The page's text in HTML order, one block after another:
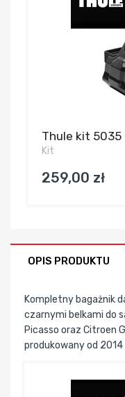
Thule kit 5035
Kit
259,00 zł
OPIS PRODUKTU
Kompletny bagażnik
czarnymi belkami do
Picasso oraz Citroen
produkowany od 2014